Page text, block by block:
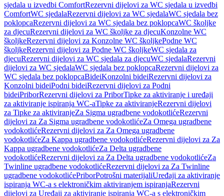
sjedala u izvedbi ComfortRezervni dijelovi za WC sjedala u izvedbi
ComfortWC sjedalaRezervni dijelovi za WC sjedalaWC sjedala bez
poklopcaRezervni dijelovi za WC sjedala bez poklopcaWC školjke
za djecuRezervni dijelovi za WC školjke za djecuKonzolne WC
školjkeRezervni dijelovi za Konzolne WC školjkePodne WC
školjkeRezervni dijelovi za Podne WC školjkeWC sjedala za
djecuRezervni dijelovi za WC sjedala za djecuWC sjedalaRezervni
dijelovi za WC sjedalaWC sjedala bez poklopcaRezervni dijelovi za
WC sjedala bez poklopcaBideiKonzolni bideiRezervni dijelovi za
Konzolni bideiPodni bideiRezervni dijelovi za Podni
bideiPriborRezervni dijelovi za PriborTipke za aktiviranje i uređaji
za aktiviranje ispiranja WC-aTipke za aktiviranjeRezervni dijelovi
za Tipke za aktiviranjeZa Sigma ugradbene vodokotlićeRezervni
dijelovi za Za Sigma ugradbene vodokotlićeZa Omega ugradbene
vodokotlićeRezervni dijelovi za Za Omega ugradbene
vodokotlićeZa Kappa ugradbene vodokotlićeRezervni dijelovi za Za
Kappa ugradbene vodokotlićeZa Delta ugradbene
vodokotlićeRezervni dijelovi za Za Delta ugradbene vodokotlićeZa
Twinline ugradbene vodokotlićeRezervni dijelovi za Za Twinline
ugradbene vodokotlićePriborPotrošni materijaliUređaji za aktiviranje
ispiranja WC-a s elektroničkim aktiviranjem ispiranjaRezervni
dijelovi za Uređaji za aktiviranje ispiranja WC-a s elektroničkim